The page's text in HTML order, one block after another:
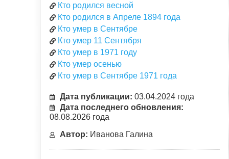
Кто родился весной
Кто родился в Апреле 1894 года
Кто умер в Сентябре
Кто умер 11 Сентября
Кто умер в 1971 году
Кто умер осенью
Кто умер в Сентябре 1971 года
Дата публикации: 03.04.2024 года
Дата последнего обновления:
08.08.2026 года
Автор: Иванова Галина